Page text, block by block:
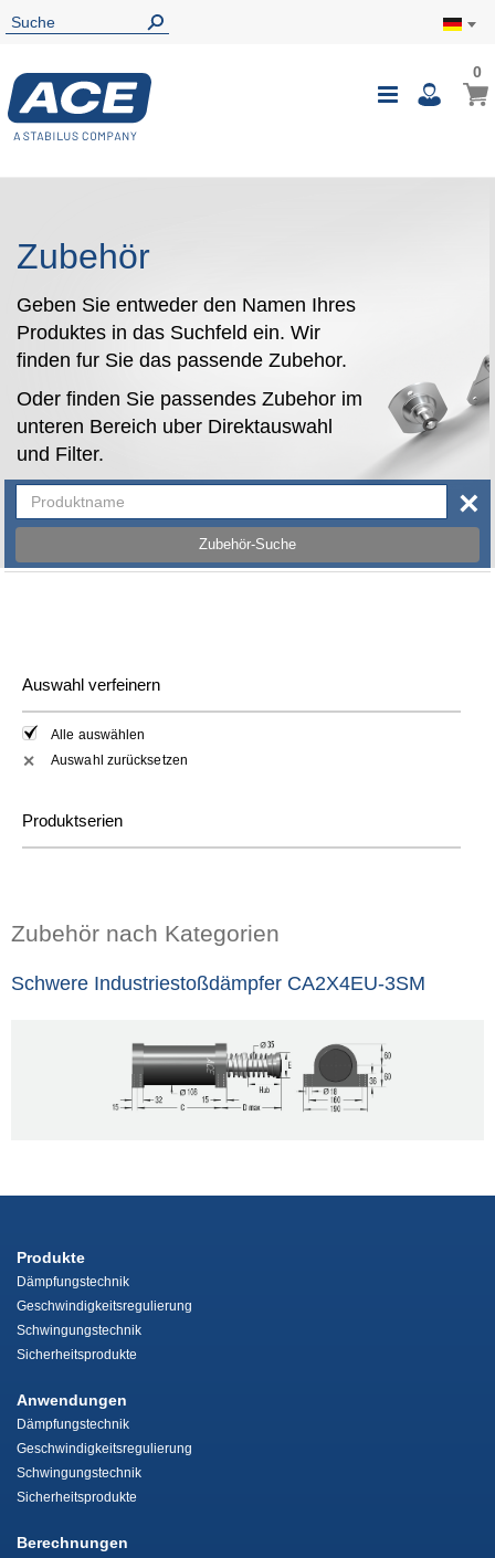
00
Zubehör
Geben Sie entweder den Namen Ihres
Produktes in das Suchfeld ein. Wir
finden fur Sie das passende Zubehor.
Oder finden Sie passendes Zubehor im
unteren Bereich uber Direktauswahl
und Filter.
Zubehör-Suche
×
Auswahl verfeinern
Alle auswählen
✕ Auswahl zurücksetzen
Produktserien
Zubehör nach Kategorien
Schwere Industriestoßdämpfer CA2X4EU-3SM
Produkte
Dämpfungstechnik
Geschwindigkeitsregulierung
Schwingungstechnik
Sicherheitsprodukte
Anwendungen
Dämpfungstechnik
Geschwindigkeitsregulierung
Schwingungstechnik
Sicherheitsprodukte
Berechnungen